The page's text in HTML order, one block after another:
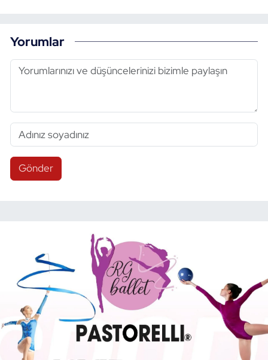
Yorumlar
Gönder